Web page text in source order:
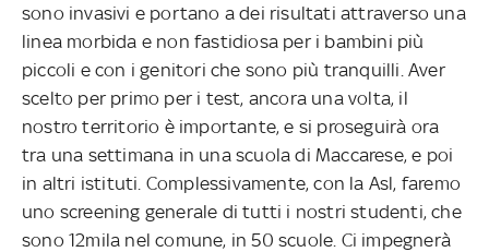
sono invasivi e portano a dei risultati attraverso una
linea morbida e non fastidiosa per i bambini più
piccoli e con i genitori che sono più tranquilli. Aver
scelto per primo per i test, ancora una volta, il
nostro territorio è importante, e si proseguirà ora
tra una settimana in una scuola di Maccarese, e poi
in altri istituti. Complessivamente, con la Asl, faremo
uno screening generale di tutti i nostri studenti, che
sono 12mila nel comune, in 50 scuole. Ci impegnerà